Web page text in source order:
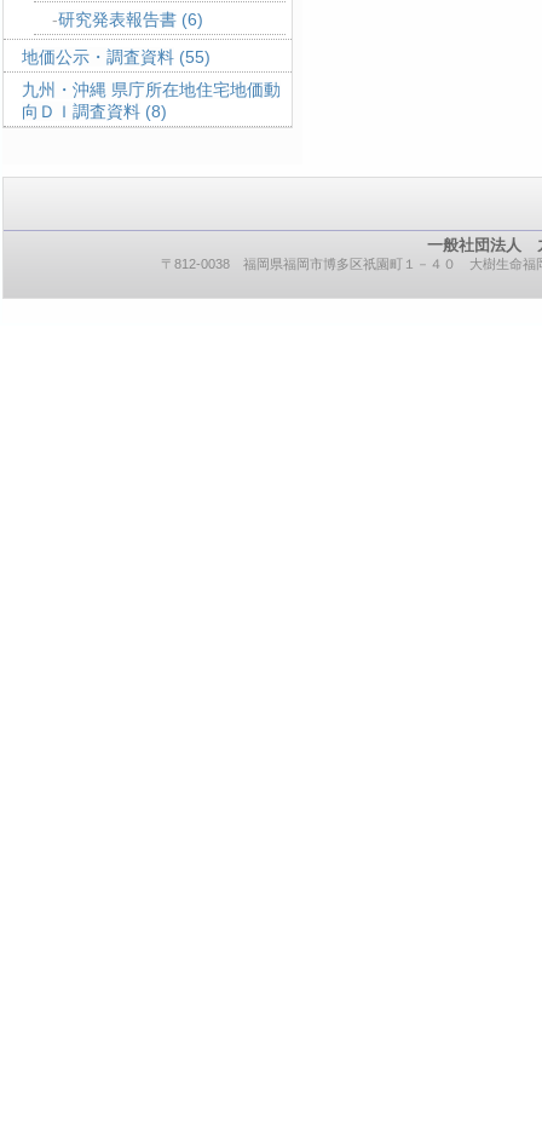
研究発表報告書 (6)
地価公示・調査資料 (55)
九州・沖縄 県庁所在地住宅地価動
向ＤＩ調査資料 (8)
一般社団法人
〒812-0038 福岡県福岡市博多区祇園町１－４０ 大樹生命